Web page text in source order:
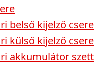
belső kijelző csere
külső kijelző csere
akkumulátor szett